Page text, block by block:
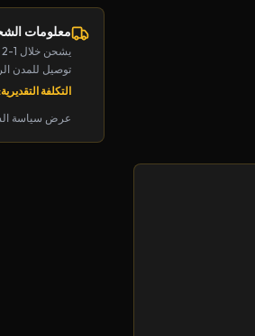
معلومات
يشحن خلال 1-2 يوم
توصيل للمدن
التكلفة التقديرية: 32.00
عرض سياسة